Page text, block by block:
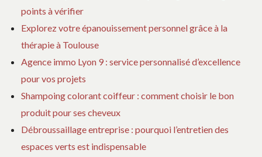
points à vérifier
Explorez votre épanouissement personnel grâce à la
thérapie à Toulouse
Agence immo Lyon 9 : service personnalisé d’excellence
pour vos projets
Shampoing colorant coiffeur : comment choisir le bon
produit pour ses cheveux
Débroussaillage entreprise : pourquoi l’entretien des
espaces verts est indispensable